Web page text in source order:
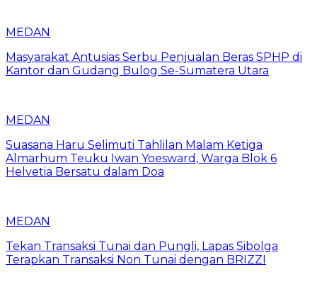
MEDAN
Masyarakat Antusias Serbu Penjualan Beras SPHP di
Kantor dan Gudang Bulog Se-Sumatera Utara
MEDAN
Suasana Haru Selimuti Tahlilan Malam Ketiga
Almarhum Teuku Iwan Yoesward, Warga Blok 6
Helvetia Bersatu dalam Doa
MEDAN
Tekan Transaksi Tunai dan Pungli, Lapas Sibolga
Terapkan Transaksi Non Tunai dengan BRIZZI